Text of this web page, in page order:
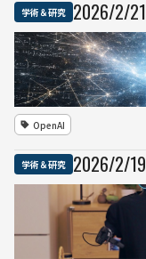
学術＆研究 2026/2/21
OpenAI
学術＆研究 2026/2/19